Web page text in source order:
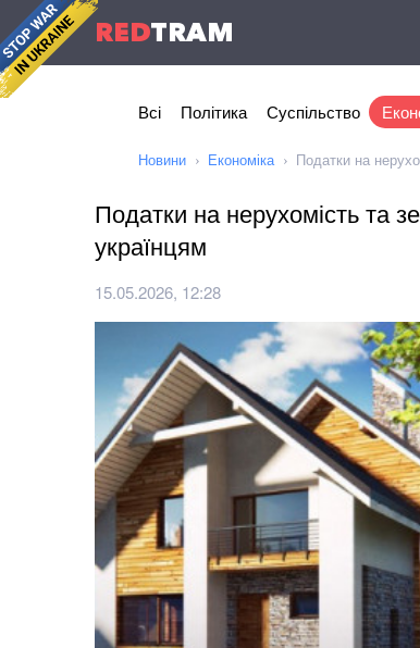
REDTRAM
Всі Політика Суспільство
Новини Економіка Податки на
Податки на нерухомість та
українцям
15.05.2026, 12:28